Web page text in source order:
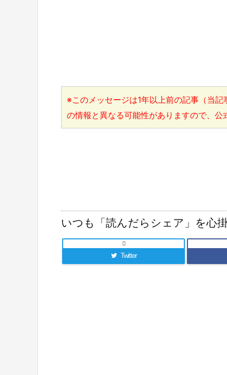
※このメッセージは1年以上前の記事（当
の情報と異なる可能性がありますので、公
いつも「読んだらシェア」を心
Twitter
